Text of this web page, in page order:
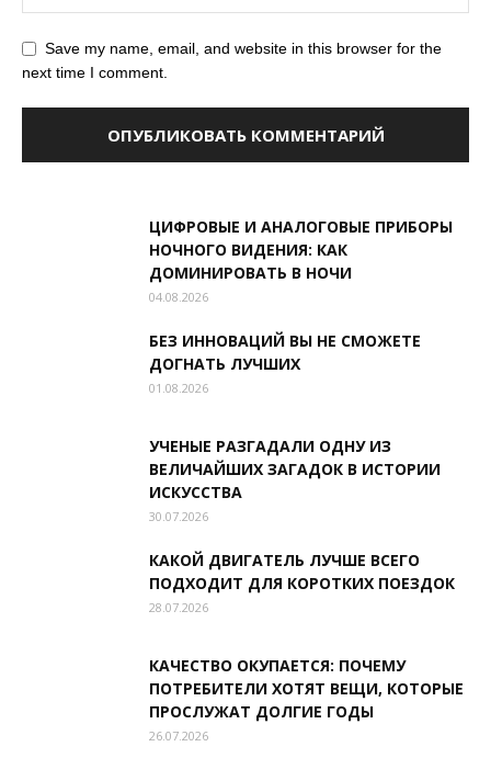
Save my name, email, and website in this browser for the
next time I comment.
ЦИФРОВЫЕ И АНАЛОГОВЫЕ ПРИБОРЫ
НОЧНОГО ВИДЕНИЯ: КАК
ДОМИНИРОВАТЬ В НОЧИ
04.08.2026
БЕЗ ИННОВАЦИЙ ВЫ НЕ СМОЖЕТЕ
ДОГНАТЬ ЛУЧШИХ
01.08.2026
УЧЕНЫЕ РАЗГАДАЛИ ОДНУ ИЗ
ВЕЛИЧАЙШИХ ЗАГАДОК В ИСТОРИИ
ИСКУССТВА
30.07.2026
КАКОЙ ДВИГАТЕЛЬ ЛУЧШЕ ВСЕГО
ПОДХОДИТ ДЛЯ КОРОТКИХ ПОЕЗДОК
28.07.2026
КАЧЕСТВО ОКУПАЕТСЯ: ПОЧЕМУ
ПОТРЕБИТЕЛИ ХОТЯТ ВЕЩИ, КОТОРЫЕ
ПРОСЛУЖАТ ДОЛГИЕ ГОДЫ
26.07.2026